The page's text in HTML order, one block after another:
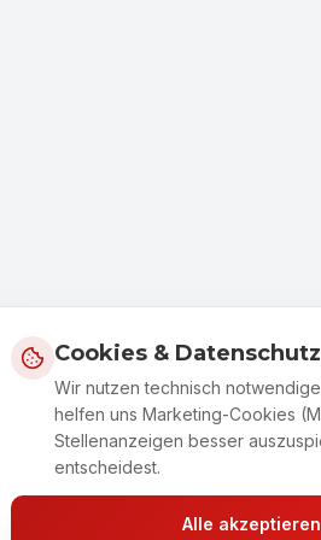
Cookies & Datenschutz
Wir nutzen technisch
helfen uns Marketing-Cookies
Stellenanzeigen besser
entscheidest.
Alle akzeptieren